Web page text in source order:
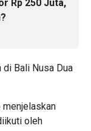
Rp 250 Juta,
Bali Nusa Dua
oleh